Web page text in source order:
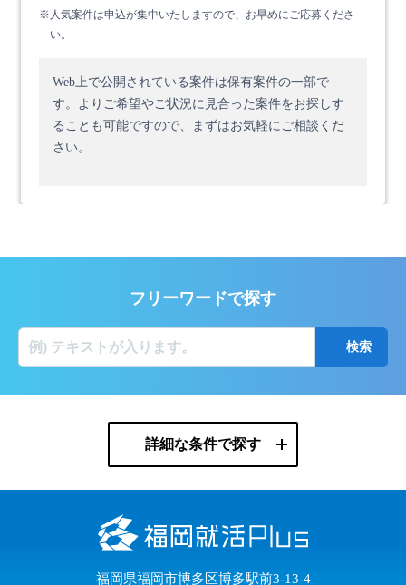
※人気案件は申込が集中いたしますので、お早めにご応募くださ
い。
Web上で公開されている案件は保有案件の一部で
す。 よりご希望やご状況に見合った案件をお探しす
ることも可能ですので、まずはお気軽にご相談くだ
さい。
フリーワードで探す
詳細な条件で探す
福岡県福岡市博多区博多駅前3-13-4